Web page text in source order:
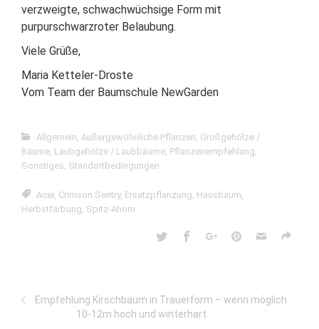
verzweigte, schwachwüchsige Form mit
purpurschwarzroter Belaubung.
Viele Grüße,
Maria Ketteler-Droste
Vom Team der Baumschule NewGarden
Allgemein, Außergewöhnliche Pflanzen, Großgehölze /
Bäume, Laubgehölze / Laubbäume, Pflanzenempfehlung,
Sonstiges, Standortbedingungen
Acer, Crimson Sentry, Ersatzpflanzung, Hausbaum,
Herbstfärbung, Spitz-Ahorn
Empfehlung Kirschbaum in Trauerform – wenn möglich
10-12m hoch und winterhart